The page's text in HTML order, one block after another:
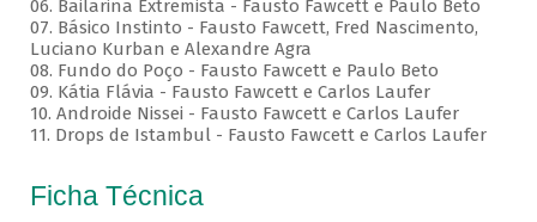
06. Bailarina Extremista - Fausto Fawcett e Paulo Beto
07. Básico Instinto - Fausto Fawcett, Fred Nascimento,
Luciano Kurban e Alexandre Agra
08. Fundo do Poço - Fausto Fawcett e Paulo Beto
09. Kátia Flávia - Fausto Fawcett e Carlos Laufer
10. Androide Nissei - Fausto Fawcett e Carlos Laufer
11. Drops de Istambul - Fausto Fawcett e Carlos Laufer
Ficha Técnica